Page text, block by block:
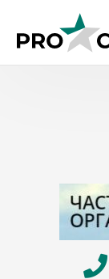
content